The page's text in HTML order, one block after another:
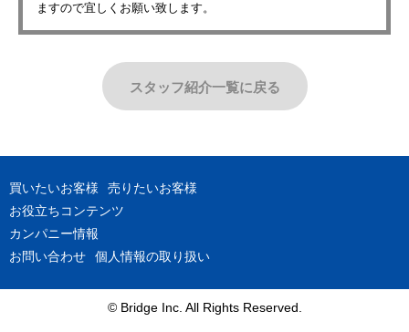
ますので宜しくお願い致します。
スタッフ紹介一覧に戻る
買いたいお客様
売りたいお客様
お役立ちコンテンツ
カンパニー情報
お問い合わせ
個人情報の取り扱い
© Bridge Inc. All Rights Reserved.